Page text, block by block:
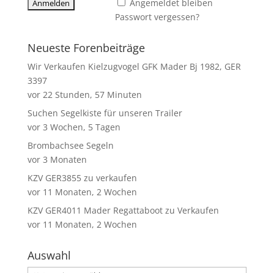
Angemeldet bleiben
Passwort vergessen?
Neueste Forenbeiträge
Wir Verkaufen Kielzugvogel GFK Mader Bj 1982, GER
3397
vor 22 Stunden, 57 Minuten
Suchen Segelkiste für unseren Trailer
vor 3 Wochen, 5 Tagen
Brombachsee Segeln
vor 3 Monaten
KZV GER3855 zu verkaufen
vor 11 Monaten, 2 Wochen
KZV GER4011 Mader Regattaboot zu Verkaufen
vor 11 Monaten, 2 Wochen
Auswahl